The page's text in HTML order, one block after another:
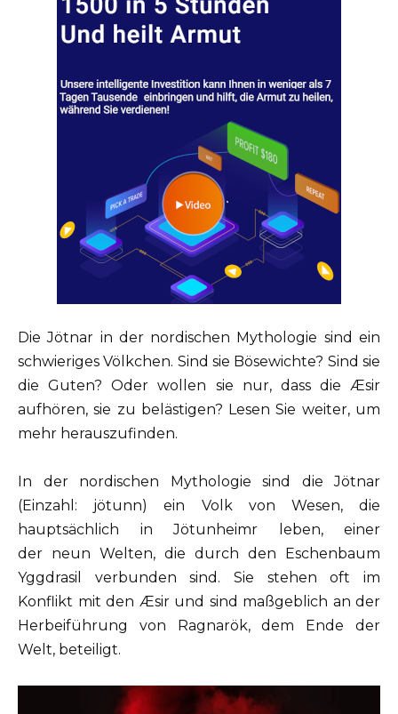
Die Jötnar in der nordischen Mythologie sind ein
schwieriges Völkchen. Sind sie Bösewichte? Sind sie
die Guten? Oder wollen sie nur, dass die Æsir
aufhören, sie zu belästigen? Lesen Sie weiter, um
mehr herauszufinden.
In der nordischen Mythologie sind die Jötnar
(Einzahl: jötunn) ein Volk von Wesen, die
hauptsächlich in Jötunheimr leben, einer
der neun Welten, die durch den Eschenbaum
Yggdrasil verbunden sind. Sie stehen oft im
Konflikt mit den Æsir und sind maßgeblich an der
Herbeiführung von Ragnarök, dem Ende der
Welt, beteiligt.